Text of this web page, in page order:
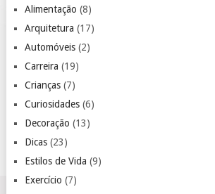
Alimentação (8)
Arquitetura (17)
Automóveis(2)
Carreira (19)
Crianças(7)
Curiosidades(6)
Decoração (13)
Dicas(23)
Estilos de Vida (9)
Exercício (7)